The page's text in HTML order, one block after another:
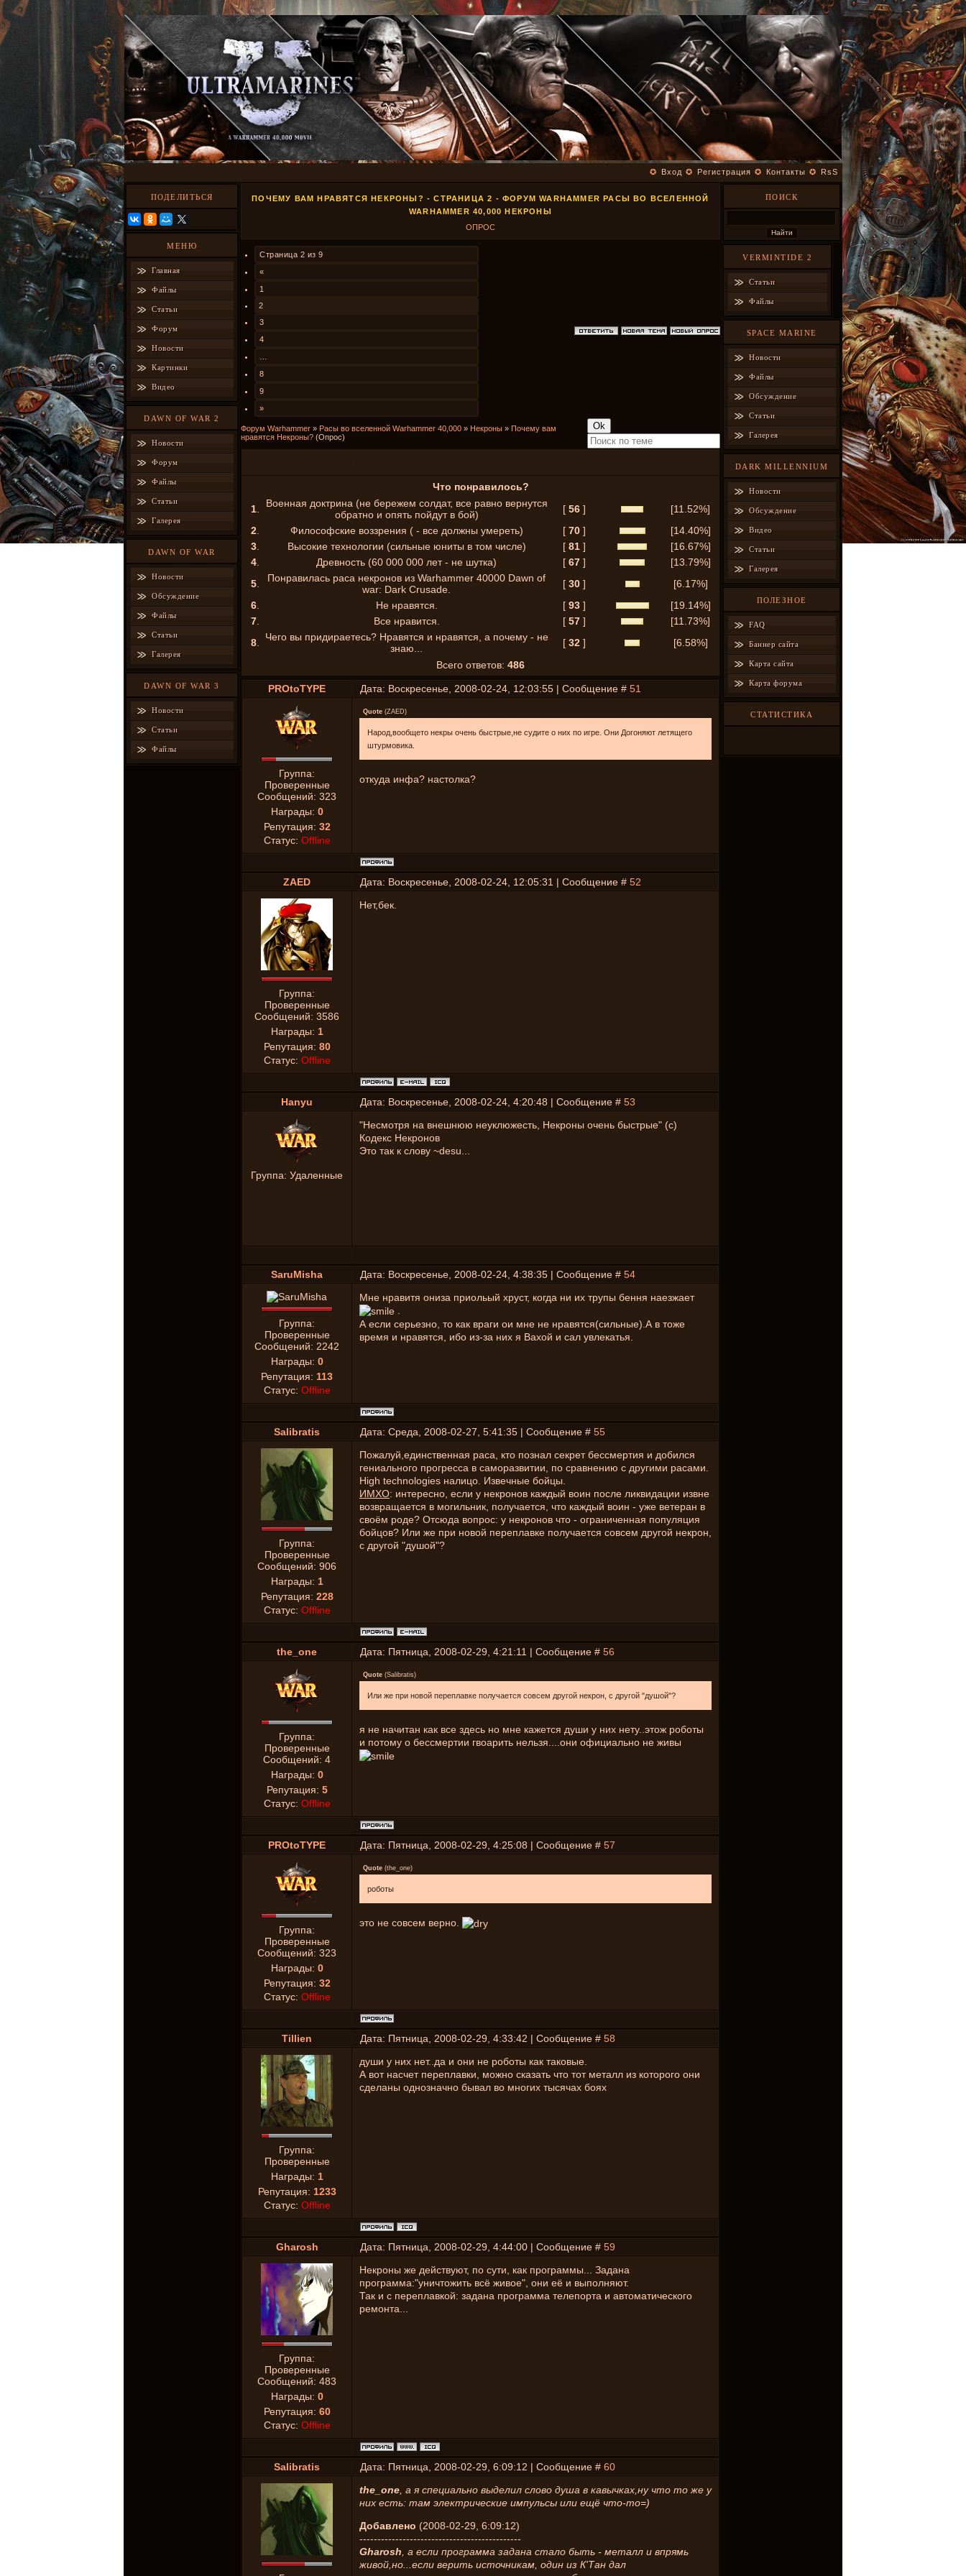
✪ Вход ✪ Регистрация ✪ Контакты ✪ RsS
ПОДЕЛИТЬСЯ
МЕНЮ
Главная
Файлы
Статьи
Форум
Новости
Картинки
Видео
DAWN OF WAR 2
Новости
Форум
Файлы
Статьи
Галерея
DAWN OF WAR
Новости
Обсуждение
Файлы
Статьи
Галерея
DAWN OF WAR 3
Новости
Статьи
Файлы
ПОЧЕМУ ВАМ НРАВЯТСЯ НЕКРОНЫ? - СТРАНИЦА 2 - ФОРУМ WARHAMMER РАСЫ ВО ВСЕЛЕННОЙ
WARHAMMER 40,000 НЕКРОНЫ
ОПРОС
Страница 2 из 9
«
1
2
3
4
8
9
»
Форум Warhammer » Расы во вселенной Warhammer 40,000 » Некроны » Почему вам
нравятся Некроны? (Опрос)
Что понравилось?
1.
Военная доктрина (не бережем солдат, все равно вернутся
обратно и опять пойдут в бой)
[ 56]
[11.52%]
2. Философские воззрения ( - все должны умереть) [ 70]
[14.40%]
3. Высокие технологии (сильные юниты в том числе) [ 81]
[16.67%]
4. Древность (60 000 000 лет - не шутка) [ 67]
[13.79%]
5.
Понравилась раса некронов из Warhammer 40000 Dawn of
war: Dark Crusade.
[ 30]
[6.17%]
6. Не нравятся. [ 93]
[19.14%]
7. Все нравится. [ 57]
[11.73%]
8.
Чего вы придираетесь? Нравятся и нравятся, а почему - не
знаю...
[ 32]
[6.58%]
Всего ответов: 486
PROtoTYPE Дата: Воскресенье, 2008-02-24, 12:03:55 | Сообщение # 51
Группа:
Проверенные
Сообщений: 323
Награды: 0
Репутация: 32
Статус: Offline
Quote (ZAED)
Народ,вообщето некры очень быстрые,не судите о них по игре. Они Догоняют летящего
штурмовика.
откуда инфа? настолка?
ZAED Дата: Воскресенье, 2008-02-24, 12:05:31 | Сообщение # 52
Группа:
Проверенные
Сообщений: 3586
Награды: 1
Репутация: 80
Статус: Offline
Нет,бек.
Hanyu Дата: Воскресенье, 2008-02-24, 4:20:48 | Сообщение # 53
Группа: Удаленные
"Несмотря на внешнюю неуклюжесть, Некроны очень быстрые" (с)
Кодекс Некронов
Это так к слову ~desu...
SaruMisha Дата: Воскресенье, 2008-02-24, 4:38:35 | Сообщение # 54
Группа:
Проверенные
Сообщений: 2242
Награды: 0
Репутация: 113
Статус: Offline
Мне нравитя ониза приольый хруст, когда ни их трупы бення наезжает
А если серьезно, то как враги ои мне не нравятся(сильные).А в тоже
время и нравятся, ибо из-за них я Вахой и сал увлекатья.
Salibratis Дата: Среда, 2008-02-27, 5:41:35 | Сообщение # 55
Группа:
Проверенные
Сообщений: 906
Награды: 1
Репутация: 228
Статус: Offline
Пожалуй,единственная раса, кто познал секрет бессмертия и добился
гениального прогресса в саморазвитии, по сравнению с другими расами.
High technologies налицо. Извечные бойцы.
ИМХО: интересно, если у некронов каждый воин после ликвидации извне
возвращается в могильник, получается, что каждый воин - уже ветеран в
своём роде? Отсюда вопрос: у некронов что - ограниченная популяция
бойцов? Или же при новой переплавке получается совсем другой некрон,
с другой "душой"?
the_one Дата: Пятница, 2008-02-29, 4:21:11 | Сообщение # 56
Группа:
Проверенные
Сообщений: 4
Награды: 0
Репутация: 5
Статус: Offline
Quote (Salibratis)
Или же при новой переплавке получается совсем другой некрон, с другой "душой"?
я не начитан как все здесь но мне кажется души у них нету..этож роботы
и потому о бессмертии гвоарить нельзя....они официально не живы
PROtoTYPE Дата: Пятница, 2008-02-29, 4:25:08 | Сообщение # 57
Группа:
Проверенные
Сообщений: 323
Награды: 0
Репутация: 32
Статус: Offline
Quote (the_one)
роботы
это не совсем верно.
Tillien Дата: Пятница, 2008-02-29, 4:33:42 | Сообщение # 58
Группа:
Проверенные
Награды: 1
Репутация: 1233
Статус: Offline
души у них нет..да и они не роботы как таковые.
А вот насчет переплавки, можно сказать что тот металл из которого они
сделаны однозначно бывал во многих тысячах боях
Gharosh Дата: Пятница, 2008-02-29, 4:44:00 | Сообщение # 59
Группа:
Проверенные
Сообщений: 483
Награды: 0
Репутация: 60
Статус: Offline
Некроны же действуют, по сути, как программы... Задана
программа:"уничтожить всё живое", они её и выполняют.
Так и с переплавкой: задана программа телепорта и автоматического
ремонта...
Salibratis Дата: Пятница, 2008-02-29, 6:09:12 | Сообщение # 60
the_one , а я специально выделил слово душа в кавычках,ну что то же у
них есть: там электрические импульсы или ещё что-то=)
Добавлено (2008-02-29, 6:09:12)
---------------------------------------------
Gharosh , а если программа задана стало быть - металл и впрямь
живой,но...если верить источникам, один из К'Тан дал
ПОИСК
VERMINTIDE 2
Статьи
Файлы
SPACE MARINE
Новости
Файлы
Обсуждение
Статьи
Галерея
DARK MILLENNIUM
Новости
Обсуждение
Видео
Статьи
Галерея
ПОЛЕЗНОЕ
FAQ
Баннер сайта
Карта сайта
Карта форума
СТАТИСТИКА